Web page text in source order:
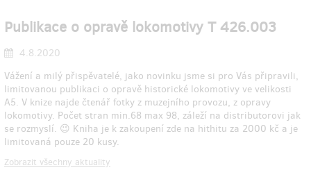
Publikace o opravě lokomotivy T 426.003
4.8.2020
Vážení a milý přispěvatelé, jako novinku jsme si pro Vás připravili,
limitovanou publikaci o opravě historické lokomotivy ve velikosti
A5. V knize najde čtenář fotky z muzejního provozu, z opravy
lokomotivy. Počet stran min.68 max 98, záleží na distributorovi jak
se rozmyslí. 😉 Kniha je k zakoupení zde na hithitu za 2000 kč a je
limitovaná pouze 20 kusy.
Zobrazit všechny aktuality